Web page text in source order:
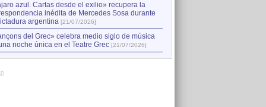
azul. Cartas desde el exilio» recupera la
inédita de Mercedes Sosa durante
argentina [21/07/2026]
del Grec» celebra medio siglo de música
noche única en el Teatre Grec [21/07/2026]